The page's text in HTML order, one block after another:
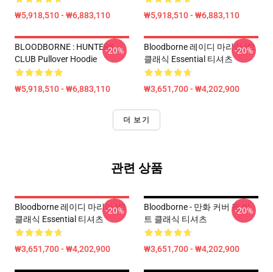
₩5,918,510 - ₩6,883,110 ₩5,918,510 - ₩6,883,110
BLOODBORNE : HUNTERS
CLUB Pullover Hoodie
₩5,918,510 - ₩6,883,110
-20%
Bloodborne 레이디 마리아 V2
클래식 Essential 티셔츠
₩3,651,700 - ₩4,202,900
-20%
더 보기
관련 상품
Bloodborne 레이디 마리아 V2
클래식 Essential 티셔츠
₩3,651,700 - ₩4,202,900
-20%
Bloodborne - 만화 커버 팬 아
트 클래식 티셔츠
₩3,651,700 - ₩4,202,900
-20%